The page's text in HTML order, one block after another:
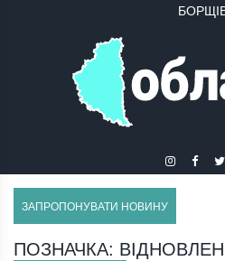
ЗАПРОПОНУВАТИ НОВИНУ
ПОЗНАЧКА: